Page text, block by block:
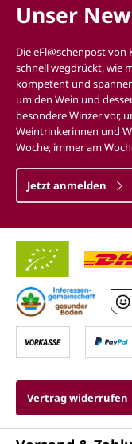
Unser
Die eFl@schenpost
schnell wegdrückt, wie
kompetent und
um den Wein und
besondere Winzer vor,
Weintrinkerinnen und
Woche, immer am
Jetzt anmelden
Vertrag widerrufen